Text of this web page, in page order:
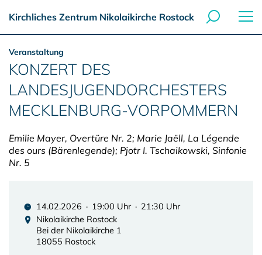
Kirchliches Zentrum Nikolaikirche Rostock
Veranstaltung
KONZERT DES
LANDESJUGENDORCHESTERS
MECKLENBURG-VORPOMMERN
Emilie Mayer, Overtüre Nr. 2; Marie Jaëll, La Légende
des ours (Bärenlegende); Pjotr I. Tschaikowski, Sinfonie
Nr. 5
14.02.2026 · 19:00 Uhr · 21:30 Uhr
Nikolaikirche Rostock
Bei der Nikolaikirche 1
18055 Rostock